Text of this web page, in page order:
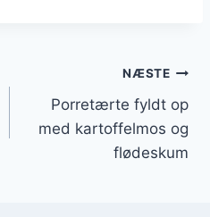
NÆSTE
Porretærte fyldt op
med kartoffelmos og
flødeskum